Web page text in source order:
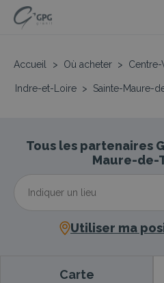
Accueil > Où acheter >
Indre-et-Loire > Sainte-Maure-
Tous les partenaires
Maure-de-
Utiliser ma
Carte